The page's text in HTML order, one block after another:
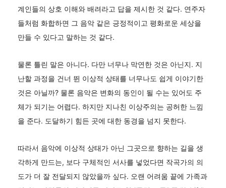
계인들의 상호 이해와 배려라고 답을 제시한 것 같다. 연주자
들처럼 화합하면 그 음악 같은 긍정적이고 평화로운 세상을
만들 수 있다고 말하는 것 같다.
물론 틀린 말은 아니다. 다만 너무나 막연한 것은 아닌지. 지
난할 과정을 건너 뛴 이상적 상태를 너무나도 쉽게 이야기한
것은 아닐까? 물론 음악은 변화의 동인이 될 수는 있어도 주
체가 되기는 어렵다. 하지만 지나친 이상주의는 공허한 느낌
을 준다. 도달하기 힘든 곳에 대한 동경을 넘지 못한다.
따라서 음악에 이상적 상태가 아닌 그곳으로 향하는 길을 생
각하게 만드는, 보다 구체적인 서사를 넣었다면 작곡가의 의
도가 더 잘 전달되지 않았을까 싶다. 오랜 어려움 끝에 가족과